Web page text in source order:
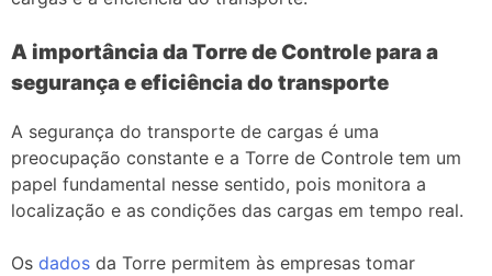
A importância da Torre de Controle para a
segurança e eficiência do transporte
A segurança do transporte de cargas é uma
preocupação constante e a Torre de Controle tem um
papel fundamental nesse sentido, pois monitora a
localização e as condições das cargas em tempo real.
Os dados da Torre permitem às empresas tomar